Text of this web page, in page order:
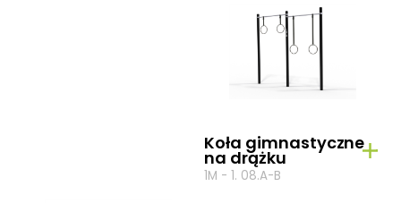
Koła gimnastyczne
na drążku
1M - 1. 08.A-B